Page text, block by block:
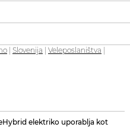
Slovenija Veleposlaništva
elektriko uporablja kot